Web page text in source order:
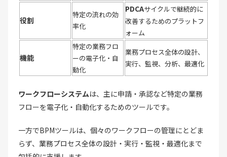
役割
特定の流れの効
率化
PDCAサイクルで継続的に
改善するためのプラットフ
ォーム
機能
特定の業務フロ
ーの電子化・自
動化
業務プロセス全体の設計、
実行、監視、分析、最適化
ワークフローシステムは、主に申請・承認など特定の業務
フローを電子化・自動化するためのツールです。
一方でBPMツールは、個々のワークフローの管理にとどま
らず、業務プロセス全体の設計・実行・監視・最適化まで